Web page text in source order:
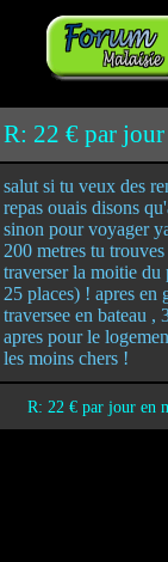
R: 22 € par jour
salut si tu veux des
repas ouais disons
sinon pour voyager
200 metres tu
traverser la moitie du
25 places) ! apres en
traversee en bateau ,
apres pour le
les moins chers !
R: 22 € par jour en